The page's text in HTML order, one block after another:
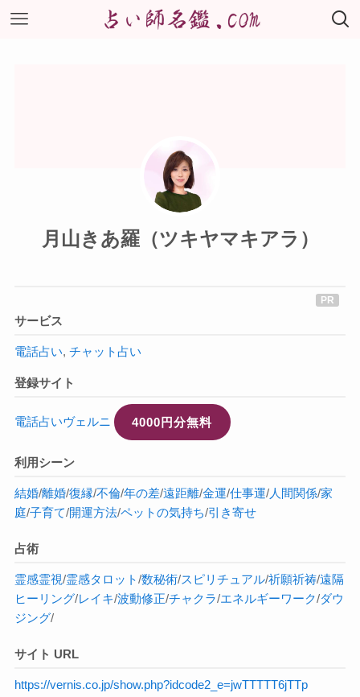
月山きあ羅（ツキヤマキアラ）
サービス
電話占い, チャット占い
登録サイト
電話占いヴェルニ 4000円分無料
利用シーン
結婚/離婚/復縁/不倫/年の差/遠距離/金運/仕事運/人間関係/家
庭/子育て/開運方法/ペットの気持ち/引き寄せ
占術
霊感霊視/霊感タロット/数秘術/スピリチュアル/祈願祈祷/遠隔
ヒーリング/レイキ/波動修正/チャクラ/エネルギーワーク/ダウ
ジング/
サイト URL
https://vernis.co.jp/show.php?idcode2_e=jwTTTTT6jTTp